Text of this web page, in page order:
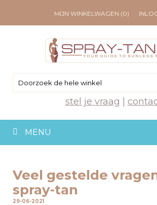
MIJN WINKELWAGEN (0)
stel je vraag
MENU
Veel gestelde
spray-tan
29-06-2021